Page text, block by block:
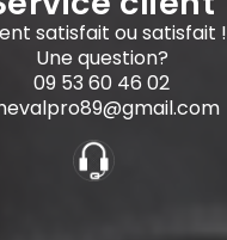
satisfait ou satisfait !
Une question?
09 53 60 46 02